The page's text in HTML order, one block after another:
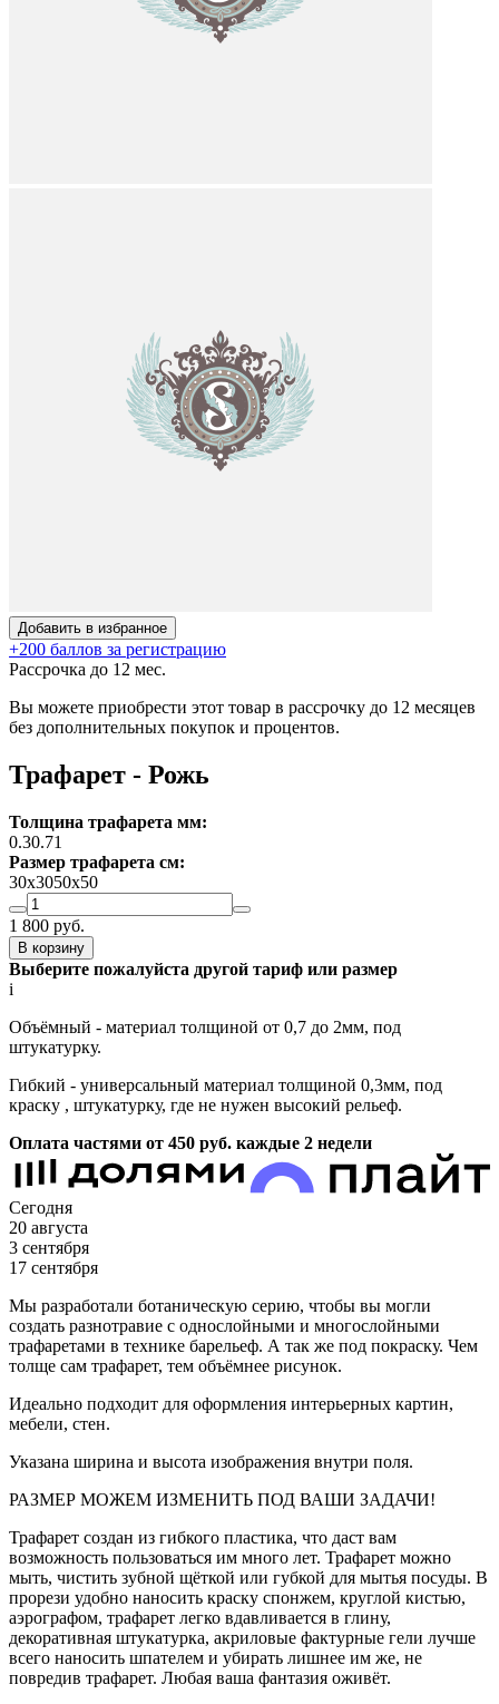
Добавить в избранное
+200 баллов за регистрацию
Рассрочка до 12 мес.
Вы можете приобрести этот товар в рассрочку до 12 месяцев
без дополнительных покупок и процентов.
Трафарет - Рожь
Толщина трафарета мм:
0.30.71
Размер трафарета см:
30х3050х50
1 800 руб.
В корзину
Выберите пожалуйста другой тариф или размер
i
Объёмный - материал толщиной от 0,7 до 2мм, под
штукатурку.
Гибкий - универсальный материал толщиной 0,3мм, под
краску , штукатурку, где не нужен высокий рельеф.
Оплата частями от 450 руб. каждые 2 недели
Сегодня
20 августа
3 сентября
17 сентября
Мы разработали ботаническую серию, чтобы вы могли
создать разнотравие с однослойными и многослойными
трафаретами в технике барельеф. А так же под покраску. Чем
толще сам трафарет, тем объёмнее рисунок.
Идеально подходит для оформления интерьерных картин,
мебели, стен.
Указана ширина и высота изображения внутри поля.
РАЗМЕР МОЖЕМ ИЗМЕНИТЬ ПОД ВАШИ ЗАДАЧИ!
Трафарет создан из гибкого пластика, что даст вам
возможность пользоваться им много лет. Трафарет можно
мыть, чистить зубной щёткой или губкой для мытья посуды. В
прорези удобно наносить краску спонжем, круглой кистью,
аэрографом, трафарет легко вдавливается в глину,
декоративная штукатурка, акриловые фактурные гели лучше
всего наносить шпателем и убирать лишнее им же, не
повредив трафарет. Любая ваша фантазия оживёт.